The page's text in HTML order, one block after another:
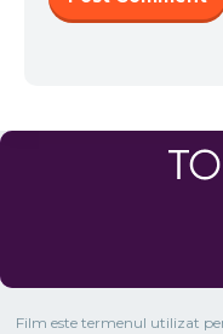
Film este termenul utilizat